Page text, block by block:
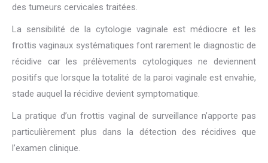
des tumeurs cervicales traitées.
La sensibilité de la cytologie vaginale est médiocre et les
frottis vaginaux systématiques font rarement le diagnostic de
récidive car les prélèvements cytologiques ne deviennent
positifs que lorsque la totalité de la paroi vaginale est envahie,
stade auquel la récidive devient symptomatique.
La pratique d’un frottis vaginal de surveillance n’apporte pas
particulièrement plus dans la détection des récidives que
l’examen clinique.